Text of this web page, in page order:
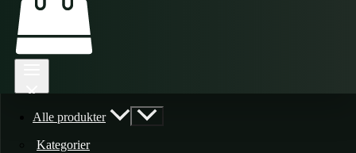
Alle produkter
Kategorier